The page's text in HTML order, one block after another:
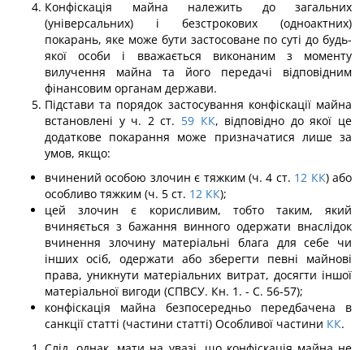
Конфіскація майна належить до загальних
(універсальних) і безстрокових (одно­актних)
покарань, яке може бути застосоване по суті до будь-
якої особи і вважається виконаним з моменту
вилучення майна та його передачі відповідним
фінансовим органам держави.
Підстави та порядок застосування конфіскації майна
встановлені у ч. 2 ст. 59 КК, відповідно до якої це
додаткове покарання може призначатися лише за
умов, якщо:
вчинений особою злочин є тяжким (ч. 4 ст. 12 КК) або
особливо тяжким (ч. 5 ст. 12 КК);
цей злочин є корисливим, тобто таким, який
вчиняється з бажання винного одер­жати внаслідок
вчинення злочину матеріальні блага для себе чи
інших осіб, одержати або зберегти певні майнові
права, уникнути матеріальних витрат, досягти іншої
ма­теріальної вигоди (СПВСУ. Кн. 1. - С. 56-57);
конфіскація майна безпосередньо передбачена в
санкції статті (частини статті) Особливої частини КК.